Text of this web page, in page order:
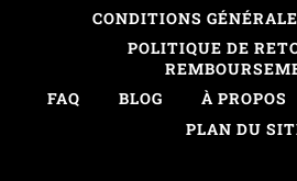
CONDITIONS
POLITIQUE DE
FAQ
BLOG À PROPOS
PLAN DU